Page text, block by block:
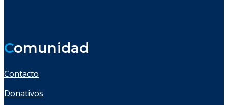
Comunidad
Contacto
Donativos